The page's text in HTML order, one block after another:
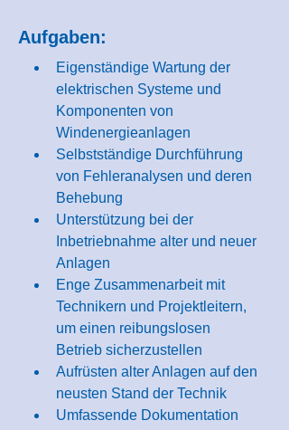
Aufgaben:
Eigenständige Wartung der
elektrischen Systeme und
Komponenten von
Windenergieanlagen
Selbstständige Durchführung
von Fehleranalysen und deren
Behebung
Unterstützung bei der
Inbetriebnahme alter und neuer
Anlagen
Enge Zusammenarbeit mit
Technikern und Projektleitern,
um einen reibungslosen
Betrieb sicherzustellen
Aufrüsten alter Anlagen auf den
neusten Stand der Technik
Umfassende Dokumentation